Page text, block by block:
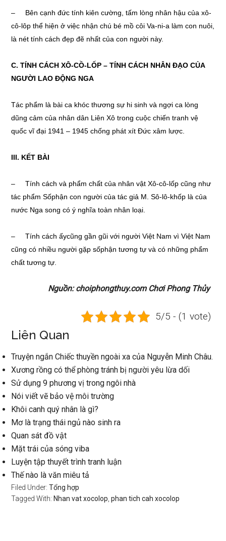
– Bên cạnh đức tính kiên cường, tấm lòng nhân hậu của xô-
cô-lôp thể hiện ở việc nhận chú bé mồ côi Va-ni-a làm con nuôi,
là nét tính cách đẹp đẽ nhất của con người này.
C. TÍNH CÁCH XÔ-CỒ-LỐP – TÍNH CÁCH NHÂN ĐẠO CỦA
NGƯỜI LAO ĐỘNG NGA
Tác phẩm là bài ca khóc thương sự hi sinh và ngợi ca lòng
dũng cảm của nhân dân Liên Xô trong cuộc chiến tranh vệ
quốc vĩ đại 1941 – 1945 chống phát xít Đức xâm lược.
III. KẾT BÀI
– Tính cách và phẩm chất của nhân vật Xô-cô-lốp cũng như
tác phẩm Sốphận con người của tác giả M. Sô-lô-khốp là của
nước Nga song có ý nghĩa toàn nhân loại.
– Tính cách ấycũng gần gũi với người Việt Nam vì Việt Nam
cũng có nhiều người gặp sốphận tương tự và có những phẩm
chất tương tự.
Nguồn: choiphongthuy.com Chơi Phong Thủy
5/5 - (1 vote)
Liên Quan
Truyện ngắn Chiếc thuyền ngoài xa của Nguyễn Minh Châu.
Xương rồng có thể phòng tránh bị người yêu lừa dối
Sử dụng 9 phương vị trong ngôi nhà
Nói viết vẽ bảo vệ môi trường
Khôi canh quý nhân là gì?
Mơ là trạng thái ngủ nào sinh ra
Quan sát đồ vật
Mặt trái của sóng viba
Luyện tập thuyết trình tranh luận
Thế nào là văn miêu tả
Filed Under:Tổng hợp
Tagged With: Nhan vat xocolop ,phan tich cah xocolop